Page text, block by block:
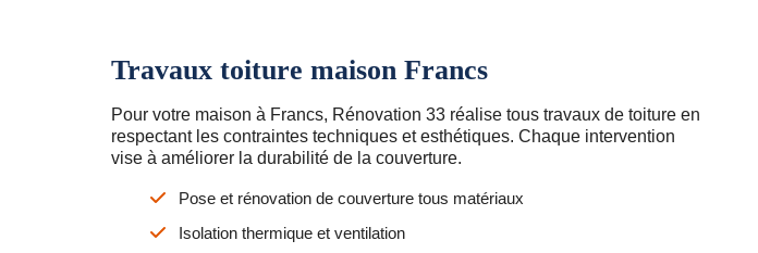
Travaux toiture maison Francs
Pour votre maison à Francs, Rénovation 33 réalise tous travaux de toiture en
respectant les contraintes techniques et esthétiques. Chaque intervention
vise à améliorer la durabilité de la couverture.
Pose et rénovation de couverture tous matériaux
Isolation thermique et ventilation